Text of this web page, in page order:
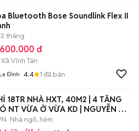
Bluetooth Bose Soundlink Flex II
tháng
đ
Xã Vĩnh Tân
Đình 4.4 1 đã bán
NHÀ HXT, 40M2 | 4 TẦNG
NT VỪA Ở VỪA KD | NGUYỄN XÍ,
Nhà ngõ, hẻm